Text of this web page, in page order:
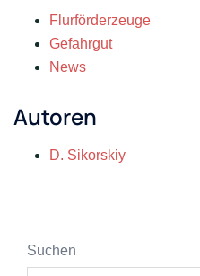
Flurförderzeuge
Gefahrgut
News
Autoren
D. Sikorskiy
Suchen